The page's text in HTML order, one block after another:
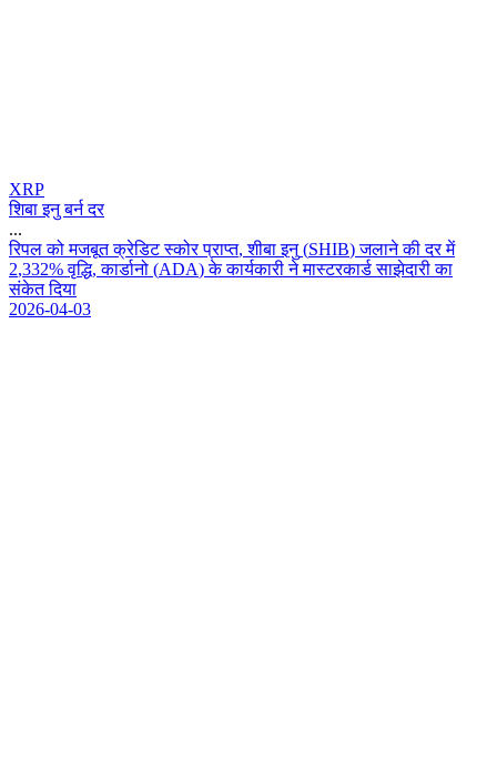
XRP
शिबा इनु बर्न दर
...
रपल क मजबत करडट सकर परपत, शब इन (SHIB) जलन क दर म
2,332% वद, करन (ADA) क करकर न मसटरकर सझदर क
सकत दय
2026-04-03